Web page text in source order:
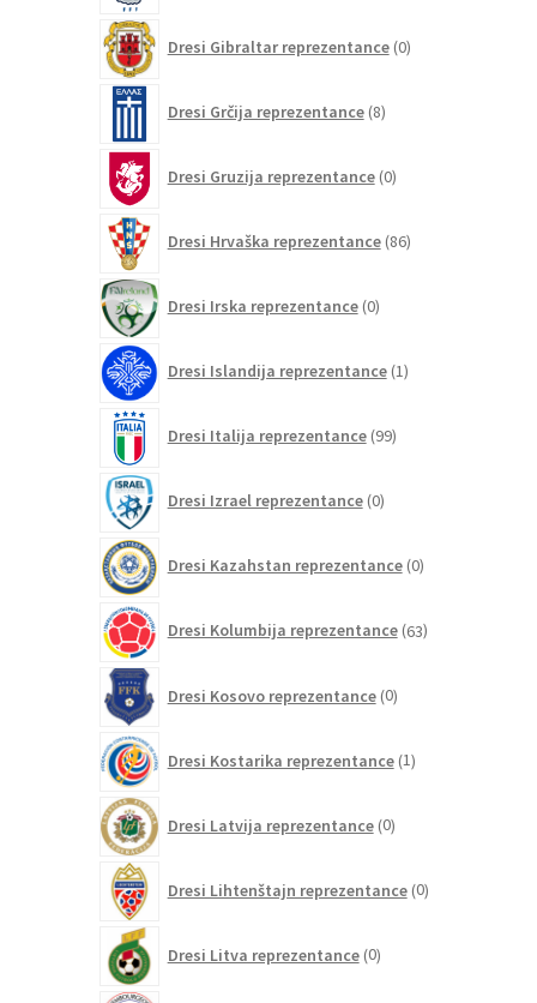
Dresi Gibraltar reprezentance 0izdelkov
Dresi Grčija reprezentance 8izdelkov
Dresi Gruzija reprezentance 0izdelkov
Dresi Hrvaška reprezentance 86izdelkov
Dresi Irska reprezentance 0izdelkov
Dresi Islandija reprezentance 1izdelek
Dresi Italija reprezentance 99izdelkov
Dresi Izrael reprezentance 0izdelkov
Dresi Kazahstan reprezentance 0izdelkov
Dresi Kolumbija reprezentance 63izdelkov
Dresi Kosovo reprezentance 0izdelkov
Dresi Kostarika reprezentance 1izdelek
Dresi Latvija reprezentance 0izdelkov
Dresi Lihtenštajn reprezentance 0izdelkov
Dresi Litva reprezentance 0izdelkov